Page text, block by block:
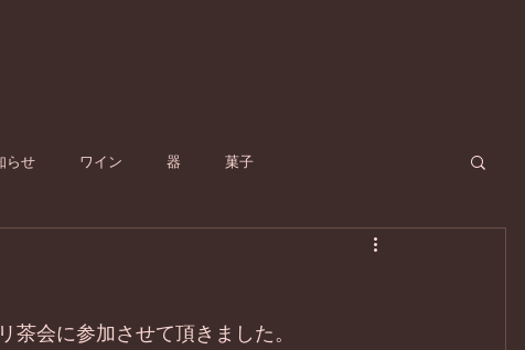
らせ ワイン 器 菓子
会に参加させて頂きました。